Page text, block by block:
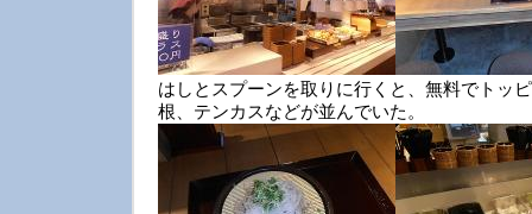
はしとスプーンを取りに行くと、無料でトッ
根、テンカスなどが並んでいた。